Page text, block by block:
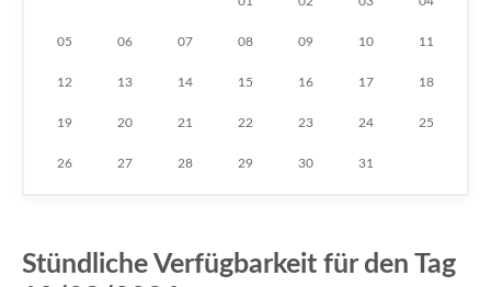
05 06 07 08 09 10 11
12 13 14 15 16 17 18
19 20 21 22 23 24 25
26 27 28 29 30 31
Stündliche Verfügbarkeit für den Tag